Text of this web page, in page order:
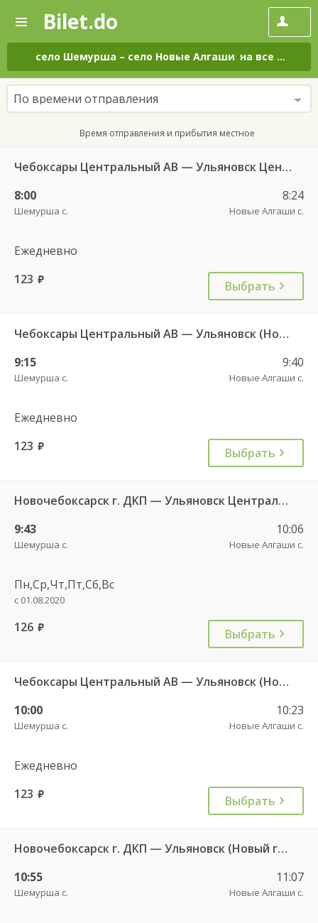
—
Поиск
и
покупка
билетов
на
автобус
онлайн
Bilet.do
село Шемурша – село Новые Алгаши на все дни
По времени отправления
Время отправления и прибытия местное
Чебоксары Центральный АВ — Ульяновск Центральный АВ 6408
8:00
Шемурша с.
8:24
Новые Алгаши с.
Ежедневно
123 руб. Выбрать
Чебоксары Центральный АВ — Ульяновск (Новый город) ч/з Батырево с. ДКП 5843
9:15
Шемурша с.
9:40
Новые Алгаши с.
Ежедневно
123 руб. Выбрать
Новочебоксарск г. ДКП — Ульяновск Центральный АВ 695
9:43
Шемурша с.
10:06
Новые Алгаши с.
Пн,Ср,Чт,Пт,Сб,Вс
с 01.08.2020
126 руб. Выбрать
Чебоксары Центральный АВ — Ульяновск (Новый город) ч/з Батырево с. ДКП 5843
10:00
Шемурша с.
10:23
Новые Алгаши с.
Ежедневно
123 руб. Выбрать
Новочебоксарск г. ДКП — Ульяновск (Новый город) 1156
10:55
Шемурша с.
11:07
Новые Алгаши с.